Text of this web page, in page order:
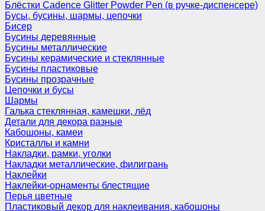
Блёстки Cadence Glitter Powder Pen (в ручке-диспенсере)
Бусы, бусины, шармы, цепочки
Бисер
Бусины деревянные
Бусины металлические
Бусины керамические и стеклянные
Бусины пластиковые
Бусины прозрачные
Цепочки и бусы
Шармы
Галька стеклянная, камешки, лёд
Детали для декора разные
Кабошоны, камеи
Кристаллы и камни
Накладки, рамки, уголки
Накладки металлические, филигрань
Наклейки
Наклейки-орнаменты блестящие
Перья цветные
Пластиковый декор для наклеивания, кабошоны